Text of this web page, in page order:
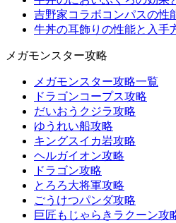
吉野家コラボコンパスの性
牛丼の耳飾りの性能と入手
メガモンスター攻略
メガモンスター攻略一覧
ドラゴンコープス攻略
だいおうクジラ攻略
ゆうれい船攻略
キングスイカ岩攻略
ヘルガイオン攻略
ドラゴン攻略
とろろ大将軍攻略
ごうけつパンダ攻略
巨匠もじゃらきラクーン攻